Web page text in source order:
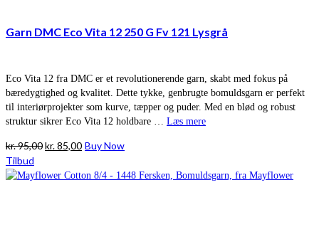
Garn DMC Eco Vita 12 250 G Fv 121 Lysgrå
Eco Vita 12 fra DMC er et revolutionerende garn, skabt med fokus på
bæredygtighed og kvalitet. Dette tykke, genbrugte bomuldsgarn er perfekt
til interiørprojekter som kurve, tæpper og puder. Med en blød og robust
struktur sikrer Eco Vita 12 holdbare … Læs mere
kr.95,00Den
pris
kr.85,00Den
pris
Buy Now
Tilbud